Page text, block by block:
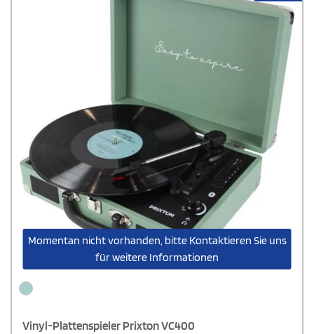
Momentan nicht vorhanden, bitte Kontaktieren Sie uns
für weitere Informationen
Vinyl-Plattenspieler Prixton VC400